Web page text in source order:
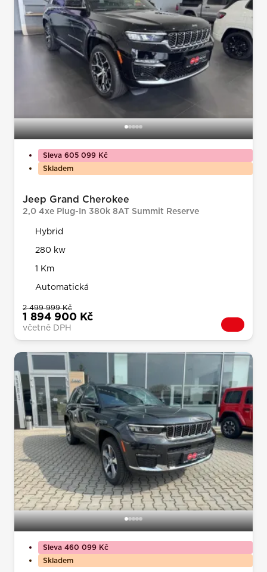
Sleva 605 099 Kč
Skladem
Jeep Grand Cherokee
2,0 4xe Plug-In 380k 8AT Summit Reserve
Hybrid
280 kw
1 Km
Automatická
2 499 999 Kč
1 894 900 Kč
včetně DPH
Sleva 460 099 Kč
Skladem